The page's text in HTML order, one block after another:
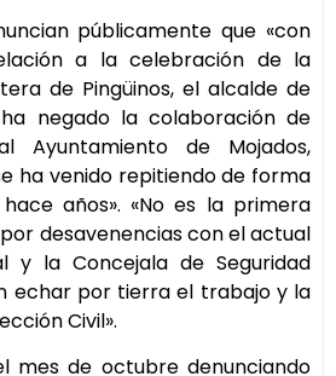
públicamente que «con
a la celebración de la
de Pingüinos, el alcalde de
negado la colaboración de
Ayuntamiento de Mojados,
ha venido repitiendo de forma
años». «No es la primera
por desavenencias con el actual
y la Concejala de Seguridad
echar por tierra el trabajo y la
Civil».
mes de octubre denunciando